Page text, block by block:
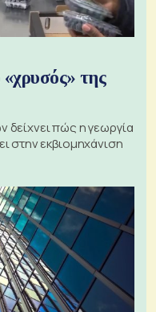
της
πώς η γεωργία
στην εκβιομηχάνιση